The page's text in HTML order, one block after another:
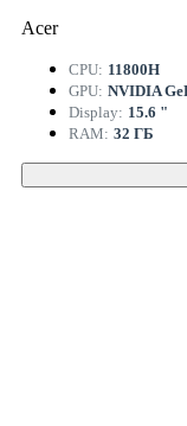
Acer
CPU: 11800H
GPU: NVIDIA
Display: 15.6 "
RAM: 32 ГБ